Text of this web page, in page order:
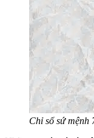
Chỉ số sứ mệnh